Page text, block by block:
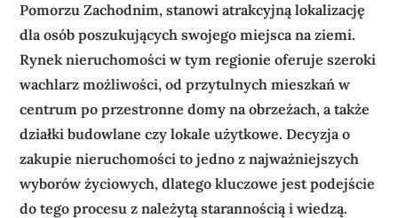
Pomorzu Zachodnim, stanowi atrakcyjną lokalizację
dla osób poszukujących swojego miejsca na ziemi.
Rynek nieruchomości w tym regionie oferuje szeroki
wachlarz możliwości, od przytulnych mieszkań w
centrum po przestronne domy na obrzeżach, a także
działki budowlane czy lokale użytkowe. Decyzja o
zakupie nieruchomości to jedno z najważniejszych
wyborów życiowych, dlatego kluczowe jest podejście
do tego procesu z należytą starannością i wiedzą.